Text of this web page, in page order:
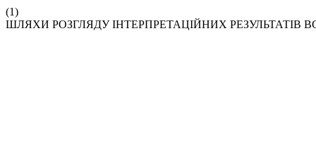
(1)
ШЛЯХИ РОЗГЛЯДУ ІНТЕРПРЕТАЦІЙНИХ РЕЗУЛЬТАТІВ